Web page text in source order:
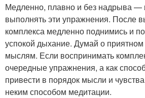
Медленно, плавно и без надрыва —
выполнять эти упражнения. После
комплекса медленно поднимись и
успокой дыхание. Думай о
мыслям. Если воспринимать
очередные упражнения, а как
привести в порядок мысли и
неким способом медитации.